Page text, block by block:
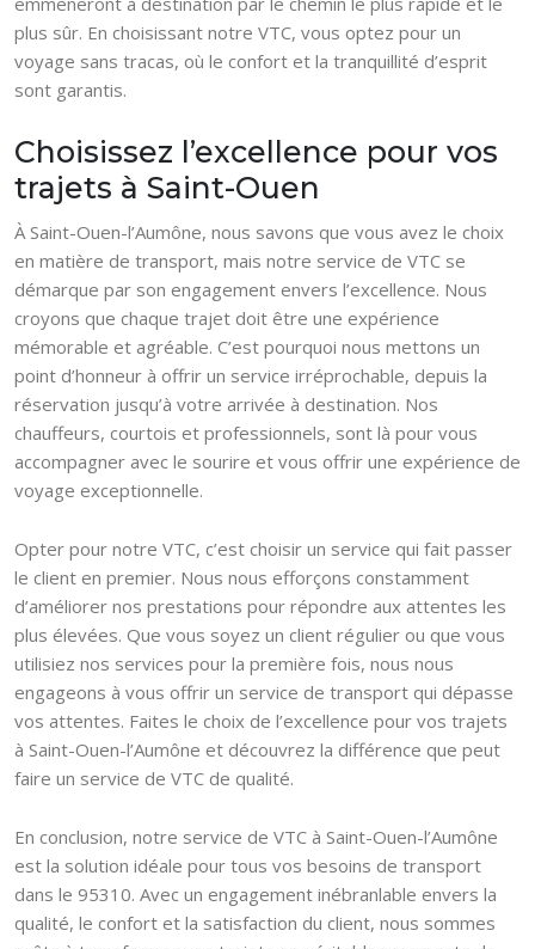
plus sûr. En choisissant notre VTC, vous optez pour un
voyage sans tracas, où le confort et la tranquillité d’esprit
sont garantis.
Choisissez l’excellence pour vos
trajets à Saint-Ouen
À Saint-Ouen-l’Aumône, nous savons que vous avez le choix
en matière de transport, mais notre service de VTC se
démarque par son engagement envers l’excellence. Nous
croyons que chaque trajet doit être une expérience
mémorable et agréable. C’est pourquoi nous mettons un
point d’honneur à offrir un service irréprochable, depuis la
réservation jusqu’à votre arrivée à destination. Nos
chauffeurs, courtois et professionnels, sont là pour vous
accompagner avec le sourire et vous offrir une expérience de
voyage exceptionnelle.
Opter pour notre VTC, c’est choisir un service qui fait passer
le client en premier. Nous nous efforçons constamment
d’améliorer nos prestations pour répondre aux attentes les
plus élevées. Que vous soyez un client régulier ou que vous
utilisiez nos services pour la première fois, nous nous
engageons à vous offrir un service de transport qui dépasse
vos attentes. Faites le choix de l’excellence pour vos trajets
à Saint-Ouen-l’Aumône et découvrez la différence que peut
faire un service de VTC de qualité.
En conclusion, notre service de VTC à Saint-Ouen-l’Aumône
est la solution idéale pour tous vos besoins de transport
dans le 95310. Avec un engagement inébranlable envers la
qualité, le confort et la satisfaction du client, nous sommes